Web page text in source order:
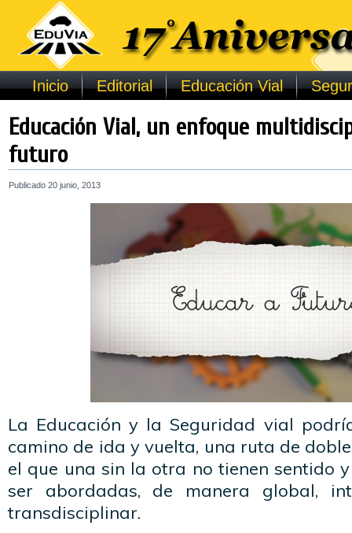
Inicio Editorial Educación Vial
Educación Vial, un enfoque
futuro
Publicado 20 junio, 2013
La Educación y la Seguridad vial
camino de ida y vuelta, una ruta de
el que una sin la otra no tienen sentido
ser abordadas, de manera global,
transdisciplinar.